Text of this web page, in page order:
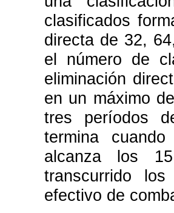
clasificados
directa de 32,
el número de
eliminación
en un máximo
tres períodos
termina
alcanza los
transcurrido
efectivo de